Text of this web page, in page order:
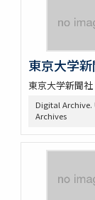
東京大学新
東京大学新聞社
Digital Archive.
Archives